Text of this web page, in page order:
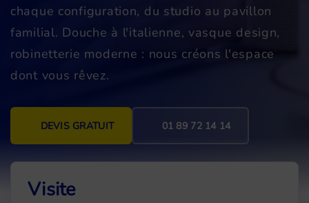
chaque configuration, du studio au pavillon
familial. Douche à l'italienne, vasque design,
robinetterie moderne : nous créons l'espace
dont vous rêvez.
DEVIS GRATUIT 01 89 72 14 14
Visite